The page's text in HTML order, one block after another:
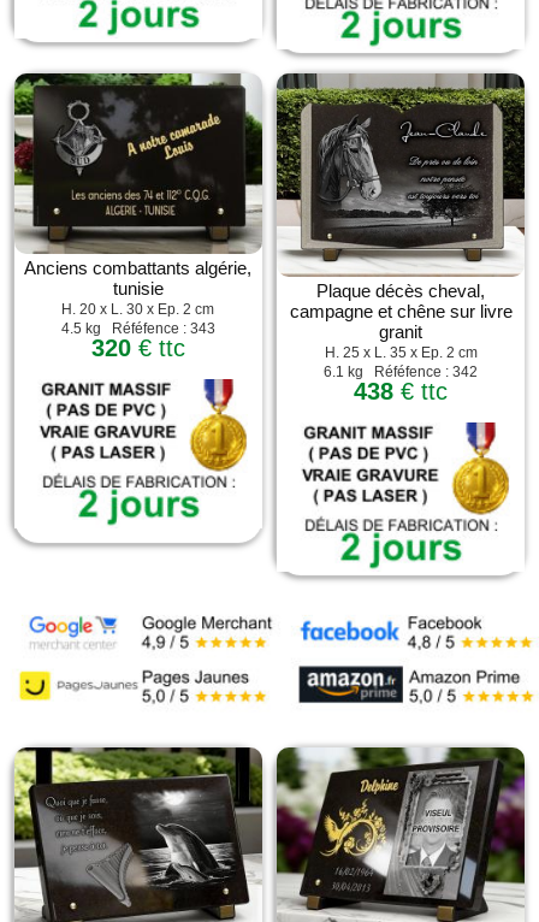
Anciens combattants algérie,
tunisie
H. 20 x L. 30 x Ep. 2 cm
4.5 kg Réféfence : 343
320€ ttc
Plaque décès cheval,
campagne et chêne sur livre
granit
H. 25 x L. 35 x Ep. 2 cm
6.1 kg Réféfence : 342
438 € ttc